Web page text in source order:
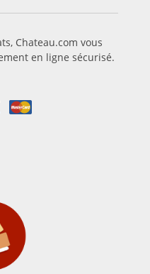
Chateau.com vous
en ligne sécurisé.